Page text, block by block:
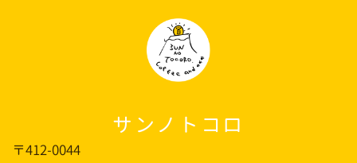
サンノトコロ
〒412-0044